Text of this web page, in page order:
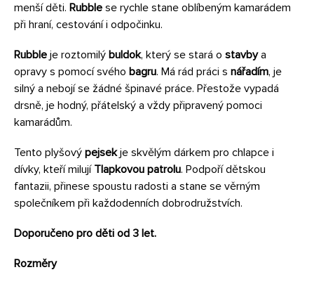
menší děti. Rubble se rychle stane oblíbeným kamarádem
při hraní, cestování i odpočinku.
Rubble je roztomilý buldok, který se stará o stavbya
opravy s pomocí svého bagru. Má rád práci s nářadím, je
silný a nebojí se žádné špinavé práce. Přestože vypadá
drsně, je hodný, přátelský a vždy připravený pomoci
kamarádům.
Tento plyšový pejsekje skvělým dárkem pro chlapce i
dívky, kteří milují Tlapkovou patrolu. Podpoří dětskou
fantazii, přinese spoustu radosti a stane se věrným
společníkem při každodenních dobrodružstvích.
Doporučeno pro děti od 3 let.
Rozměry